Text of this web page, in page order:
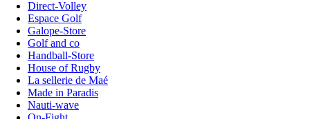
Direct-Volley
Espace Golf
Galope-Store
Golf and co
Handball-Store
House of Rugby
La sellerie de Maé
Made in Paradis
Nauti-wave